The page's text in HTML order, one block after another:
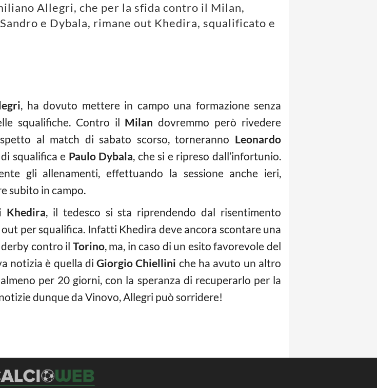
Allegri, che per la sfida contro il Milan,
e Dybala, rimane out Khedira, squalificato e
, ha dovuto mettere in campo una formazione senza
squalifiche. Contro il Milan dovremmo però rivedere
al match di sabato scorso, torneranno Leonardo
squalifica e Paulo Dybala, che si e ripreso dall’infortunio.
gli allenamenti, effettuando la sessione anche ieri,
subito in campo.
Khedira, il tedesco si sta riprendendo dal risentimento
per squalifica. Infatti Khedira deve ancora scontare una
contro il Torino, ma, in caso di un esito favorevole del
notizia è quella diGiorgio Chiellini che ha avuto un altro
per 20 giorni, con la speranza di recuperarlo per la
dunque da Vinovo, Allegri può sorridere!